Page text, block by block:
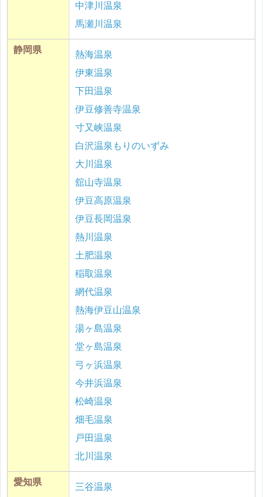
中津川温泉
馬瀬川温泉
静岡県
熱海温泉
伊東温泉
下田温泉
伊豆修善寺温泉
寸又峡温泉
白沢温泉もりのいずみ
大川温泉
舘山寺温泉
伊豆高原温泉
伊豆長岡温泉
熱川温泉
土肥温泉
稲取温泉
網代温泉
熱海伊豆山温泉
湯ヶ島温泉
堂ヶ島温泉
弓ヶ浜温泉
今井浜温泉
松崎温泉
畑毛温泉
戸田温泉
北川温泉
愛知県
三谷温泉